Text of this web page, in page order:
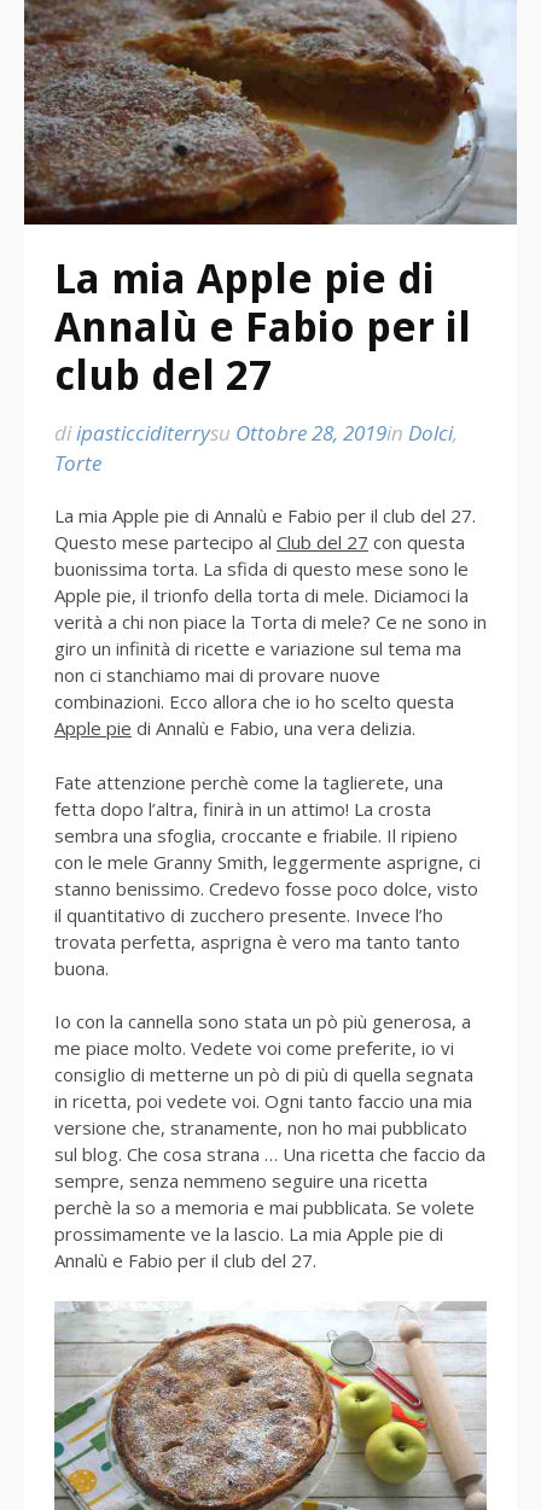
La mia Apple pie di
Annalù e Fabio per il
club del 27
diipasticciditerrysu Ottobre 28, 2019in Dolci,
Torte
La mia Apple pie di Annalù e Fabio per il club del 27.
Questo mese partecipo al Club del 27 con questa
buonissima torta. La sfida di questo mese sono le
Apple pie, il trionfo della torta di mele. Diciamoci la
verità a chi non piace la Torta di mele? Ce ne sono in
giro un infinità di ricette e variazione sul tema ma
non ci stanchiamo mai di provare nuove
combinazioni. Ecco allora che io ho scelto questa
Apple pie di Annalù e Fabio, una vera delizia.
Fate attenzione perchè come la taglierete, una
fetta dopo l’altra, finirà in un attimo! La crosta
sembra una sfoglia, croccante e friabile. Il ripieno
con le mele Granny Smith, leggermente asprigne, ci
stanno benissimo. Credevo fosse poco dolce, visto
il quantitativo di zucchero presente. Invece l’ho
trovata perfetta, asprigna è vero ma tanto tanto
buona.
Io con la cannella sono stata un pò più generosa, a
me piace molto. Vedete voi come preferite, io vi
consiglio di metterne un pò di più di quella segnata
in ricetta, poi vedete voi. Ogni tanto faccio una mia
versione che, stranamente, non ho mai pubblicato
sul blog. Che cosa strana … Una ricetta che faccio da
sempre, senza nemmeno seguire una ricetta
perchè la so a memoria e mai pubblicata. Se volete
prossimamente ve la lascio. La mia Apple pie di
Annalù e Fabio per il club del 27.